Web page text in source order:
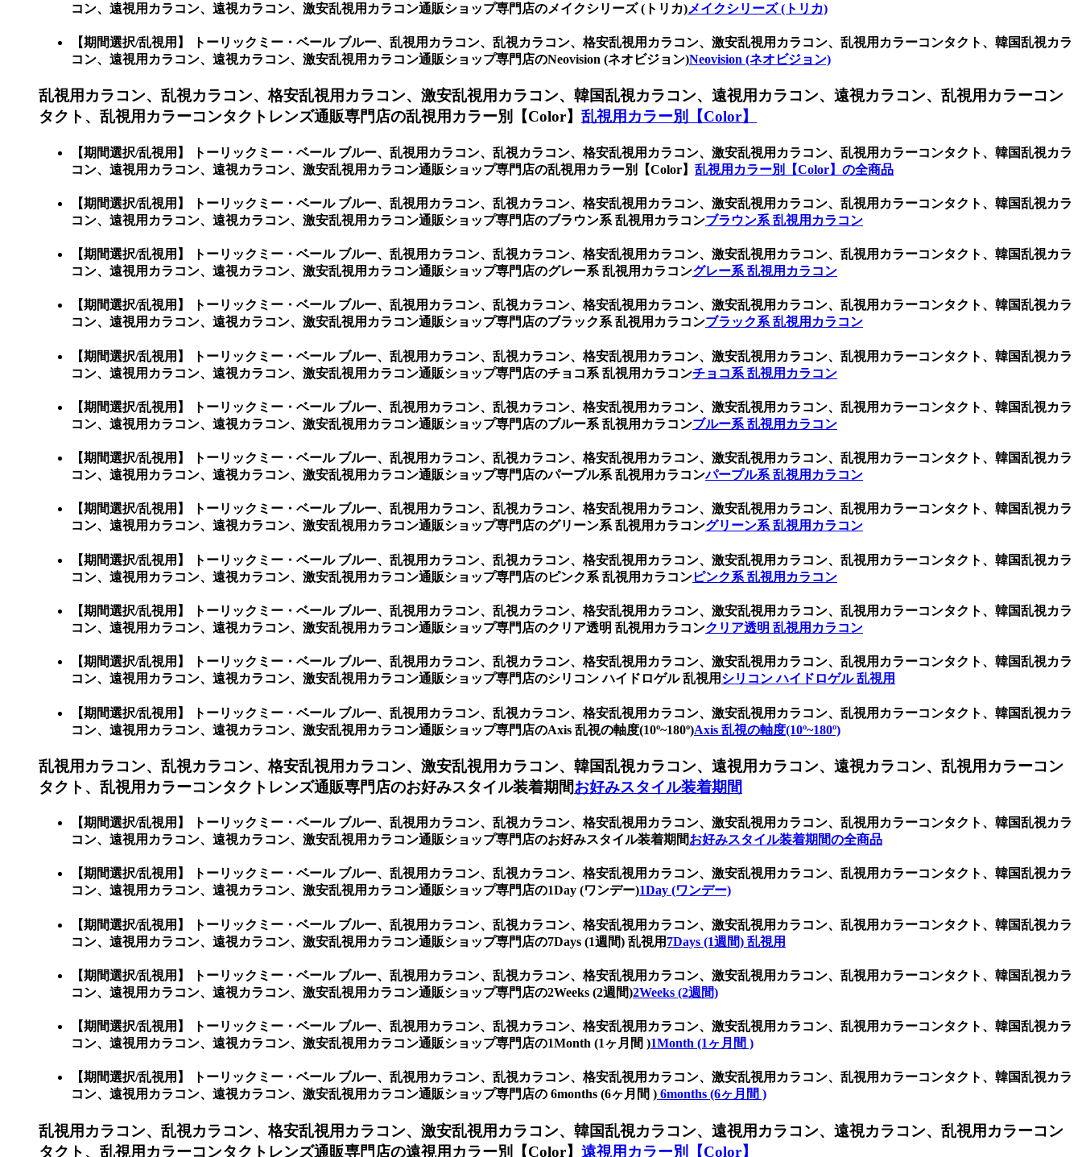
コン、遠視用カラコン、遠視カラコン、激安乱視用カラコン通販ショップ専門店のメイクシリーズ (トリカ)メイクシリーズ (トリカ)
【期間選択/乱視用】 トーリックミー・ベール ブルー、乱視用カラコン、乱視カラコン、格安乱視用カラコン、激安乱視用カラコン、乱視用カラーコンタクト、韓国乱視カラ
コン、遠視用カラコン、遠視カラコン、激安乱視用カラコン通販ショップ専門店のNeovision (ネオビジョン)Neovision (ネオビジョン)
乱視用カラコン、乱視カラコン、格安乱視用カラコン、激安乱視用カラコン、韓国乱視カラコン、遠視用カラコン、遠視カラコン、乱視用カラーコン
タクト、乱視用カラーコンタクトレンズ通販専門店の乱視用カラー別【Color】 乱視用カラー別【Color】
【期間選択/乱視用】 トーリックミー・ベール ブルー、乱視用カラコン、乱視カラコン、格安乱視用カラコン、激安乱視用カラコン、乱視用カラーコンタクト、韓国乱視カラ
コン、遠視用カラコン、遠視カラコン、激安乱視用カラコン通販ショップ専門店の乱視用カラー別【Color】 乱視用カラー別【Color】の全商品
【期間選択/乱視用】 トーリックミー・ベール ブルー、乱視用カラコン、乱視カラコン、格安乱視用カラコン、激安乱視用カラコン、乱視用カラーコンタクト、韓国乱視カラ
コン、遠視用カラコン、遠視カラコン、激安乱視用カラコン通販ショップ専門店のブラウン系 乱視用カラコンブラウン系 乱視用カラコン
【期間選択/乱視用】 トーリックミー・ベール ブルー、乱視用カラコン、乱視カラコン、格安乱視用カラコン、激安乱視用カラコン、乱視用カラーコンタクト、韓国乱視カラ
コン、遠視用カラコン、遠視カラコン、激安乱視用カラコン通販ショップ専門店のグレー系 乱視用カラコングレー系 乱視用カラコン
【期間選択/乱視用】 トーリックミー・ベール ブルー、乱視用カラコン、乱視カラコン、格安乱視用カラコン、激安乱視用カラコン、乱視用カラーコンタクト、韓国乱視カラ
コン、遠視用カラコン、遠視カラコン、激安乱視用カラコン通販ショップ専門店のブラック系 乱視用カラコンブラック系 乱視用カラコン
【期間選択/乱視用】 トーリックミー・ベール ブルー、乱視用カラコン、乱視カラコン、格安乱視用カラコン、激安乱視用カラコン、乱視用カラーコンタクト、韓国乱視カラ
コン、遠視用カラコン、遠視カラコン、激安乱視用カラコン通販ショップ専門店のチョコ系 乱視用カラコンチョコ系 乱視用カラコン
【期間選択/乱視用】 トーリックミー・ベール ブルー、乱視用カラコン、乱視カラコン、格安乱視用カラコン、激安乱視用カラコン、乱視用カラーコンタクト、韓国乱視カラ
コン、遠視用カラコン、遠視カラコン、激安乱視用カラコン通販ショップ専門店のブルー系 乱視用カラコンブルー系 乱視用カラコン
【期間選択/乱視用】 トーリックミー・ベール ブルー、乱視用カラコン、乱視カラコン、格安乱視用カラコン、激安乱視用カラコン、乱視用カラーコンタクト、韓国乱視カラ
コン、遠視用カラコン、遠視カラコン、激安乱視用カラコン通販ショップ専門店のパープル系 乱視用カラコンパープル系 乱視用カラコン
【期間選択/乱視用】 トーリックミー・ベール ブルー、乱視用カラコン、乱視カラコン、格安乱視用カラコン、激安乱視用カラコン、乱視用カラーコンタクト、韓国乱視カラ
コン、遠視用カラコン、遠視カラコン、激安乱視用カラコン通販ショップ専門店のグリーン系 乱視用カラコングリーン系 乱視用カラコン
【期間選択/乱視用】 トーリックミー・ベール ブルー、乱視用カラコン、乱視カラコン、格安乱視用カラコン、激安乱視用カラコン、乱視用カラーコンタクト、韓国乱視カラ
コン、遠視用カラコン、遠視カラコン、激安乱視用カラコン通販ショップ専門店のピンク系 乱視用カラコンピンク系 乱視用カラコン
【期間選択/乱視用】 トーリックミー・ベール ブルー、乱視用カラコン、乱視カラコン、格安乱視用カラコン、激安乱視用カラコン、乱視用カラーコンタクト、韓国乱視カラ
コン、遠視用カラコン、遠視カラコン、激安乱視用カラコン通販ショップ専門店のクリア透明 乱視用カラコンクリア透明 乱視用カラコン
【期間選択/乱視用】 トーリックミー・ベール ブルー、乱視用カラコン、乱視カラコン、格安乱視用カラコン、激安乱視用カラコン、乱視用カラーコンタクト、韓国乱視カラ
コン、遠視用カラコン、遠視カラコン、激安乱視用カラコン通販ショップ専門店のシリコン ハイドロゲル 乱視用 シリコン ハイドロゲル 乱視用
【期間選択/乱視用】 トーリックミー・ベール ブルー、乱視用カラコン、乱視カラコン、格安乱視用カラコン、激安乱視用カラコン、乱視用カラーコンタクト、韓国乱視カラ
コン、遠視用カラコン、遠視カラコン、激安乱視用カラコン通販ショップ専門店のAxis 乱視の軸度(10º~180º)Axis 乱視の軸度(10º~180º)
乱視用カラコン、乱視カラコン、格安乱視用カラコン、激安乱視用カラコン、韓国乱視カラコン、遠視用カラコン、遠視カラコン、乱視用カラーコン
タクト、乱視用カラーコンタクトレンズ通販専門店のお好みスタイル装着期間お好みスタイル装着期間
【期間選択/乱視用】 トーリックミー・ベール ブルー、乱視用カラコン、乱視カラコン、格安乱視用カラコン、激安乱視用カラコン、乱視用カラーコンタクト、韓国乱視カラ
コン、遠視用カラコン、遠視カラコン、激安乱視用カラコン通販ショップ専門店のお好みスタイル装着期間お好みスタイル装着期間の全商品
【期間選択/乱視用】 トーリックミー・ベール ブルー、乱視用カラコン、乱視カラコン、格安乱視用カラコン、激安乱視用カラコン、乱視用カラーコンタクト、韓国乱視カラ
コン、遠視用カラコン、遠視カラコン、激安乱視用カラコン通販ショップ専門店の1Day (ワンデー)1Day (ワンデー)
【期間選択/乱視用】 トーリックミー・ベール ブルー、乱視用カラコン、乱視カラコン、格安乱視用カラコン、激安乱視用カラコン、乱視用カラーコンタクト、韓国乱視カラ
コン、遠視用カラコン、遠視カラコン、激安乱視用カラコン通販ショップ専門店の7Days (1週間) 乱視用 7Days (1週間) 乱視用
【期間選択/乱視用】 トーリックミー・ベール ブルー、乱視用カラコン、乱視カラコン、格安乱視用カラコン、激安乱視用カラコン、乱視用カラーコンタクト、韓国乱視カラ
コン、遠視用カラコン、遠視カラコン、激安乱視用カラコン通販ショップ専門店の2Weeks (2週間)2Weeks (2週間)
【期間選択/乱視用】 トーリックミー・ベール ブルー、乱視用カラコン、乱視カラコン、格安乱視用カラコン、激安乱視用カラコン、乱視用カラーコンタクト、韓国乱視カラ
コン、遠視用カラコン、遠視カラコン、激安乱視用カラコン通販ショップ専門店の1Month (1ヶ月間 )1Month (1ヶ月間 )
【期間選択/乱視用】 トーリックミー・ベール ブルー、乱視用カラコン、乱視カラコン、格安乱視用カラコン、激安乱視用カラコン、乱視用カラーコンタクト、韓国乱視カラ
コン、遠視用カラコン、遠視カラコン、激安乱視用カラコン通販ショップ専門店の 6months (6ヶ月間 ) 6months (6ヶ月間 )
乱視用カラコン、乱視カラコン、格安乱視用カラコン、激安乱視用カラコン、韓国乱視カラコン、遠視用カラコン、遠視カラコン、乱視用カラーコン
タクト、乱視用カラーコンタクトレンズ通販専門店の遠視用カラー別【Color】 遠視用カラー別【Color】